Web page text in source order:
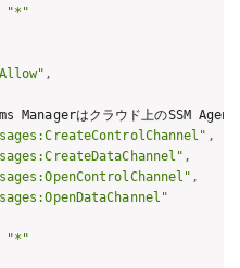
"*"
,
Managerはクラウド上のSSM Agent
,
,
,
"*"